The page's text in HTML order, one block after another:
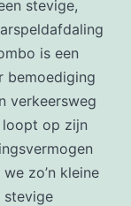
stevige,
is een
bemoediging
verkeersweg
op zijn
zo’n kleine